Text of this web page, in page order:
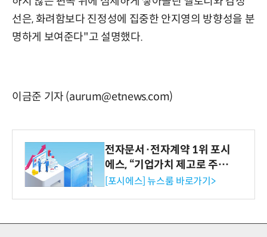
선은, 화려함보다 진정성에 집중한 안지영의 방향성을 분
명하게 보여준다"고 설명했다.
이금준 기자 (aurum@etnews.com)
전자문서·전자계약 1위 포시
에스, “기업가치 제고로 주주
환원 강화” 계획 공시
[포시에스] 뉴스룸 바로가기>